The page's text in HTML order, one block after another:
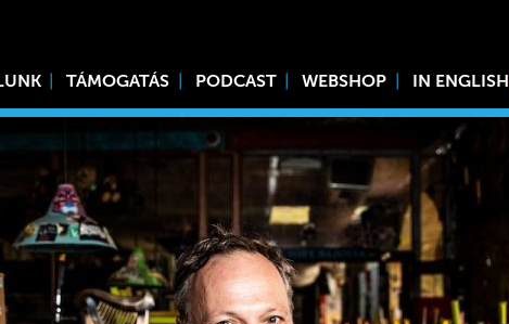
TÁMOGATÁS PODCAST WEBSHOP IN ENGLISH